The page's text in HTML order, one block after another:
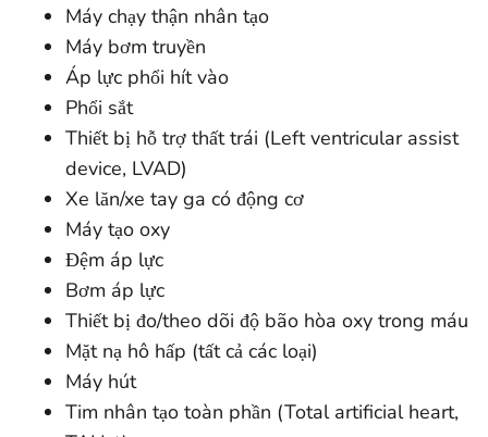
Máy chạy thận nhân tạo
Máy bơm truyền
Áp lực phổi hít vào
Phổi sắt
Thiết bị hỗ trợ thất trái (Left ventricular assist
device, LVAD)
Xe lăn/xe tay ga có động cơ
Máy tạo oxy
Đệm áp lực
Bơm áp lực
Thiết bị đo/theo dõi độ bão hòa oxy trong máu
Mặt nạ hô hấp (tất cả các loại)
Máy hút
Tim nhân tạo toàn phần (Total artificial heart,